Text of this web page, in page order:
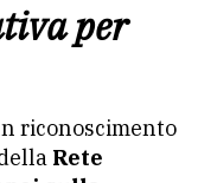
per
riconoscimento
Rete